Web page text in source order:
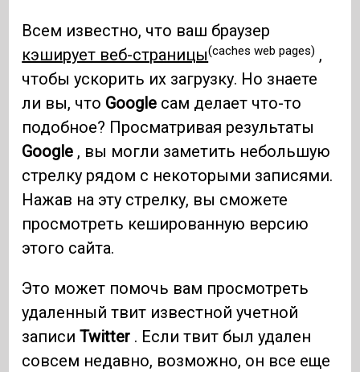
Всем известно, что ваш браузер
кэширует веб-страницы(caches web pages) ,
чтобы ускорить их загрузку. Но знаете
ли вы, что Google сам делает что-то
подобное? Просматривая результаты
Google , вы могли заметить небольшую
стрелку рядом с некоторыми записями.
Нажав на эту стрелку, вы сможете
просмотреть кешированную версию
этого сайта.
Это может помочь вам просмотреть
удаленный твит известной учетной
записиTwitter . Если твит был удален
совсем недавно, возможно, он все еще